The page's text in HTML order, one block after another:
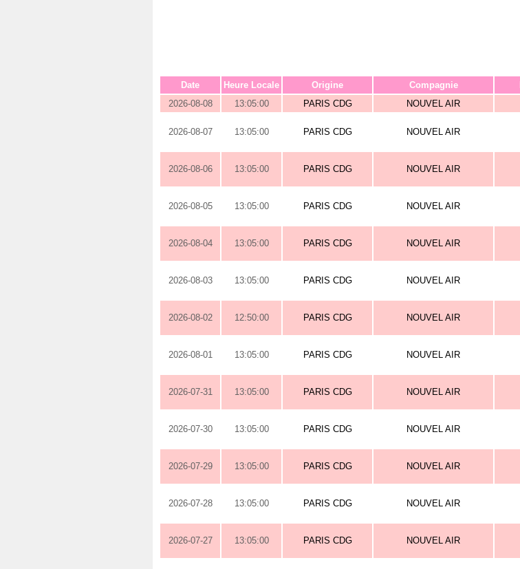
Date Heure Locale Origine Compagnie
2026-08-08
13:05:00 PARIS CDG NOUVEL AIR
2026-08-07 13:05:00 PARIS CDG NOUVEL AIR
2026-08-06 13:05:00 PARIS CDG NOUVEL AIR
2026-08-05 13:05:00 PARIS CDG NOUVEL AIR
2026-08-04 13:05:00 PARIS CDG NOUVEL AIR
2026-08-03 13:05:00 PARIS CDG NOUVEL AIR
2026-08-02 12:50:00 PARIS CDG NOUVEL AIR
2026-08-01 13:05:00 PARIS CDG NOUVEL AIR
2026-07-31 13:05:00 PARIS CDG NOUVEL AIR
2026-07-30 13:05:00 PARIS CDG NOUVEL AIR
2026-07-29 13:05:00 PARIS CDG NOUVEL AIR
2026-07-28 13:05:00 PARIS CDG NOUVEL AIR
2026-07-27 13:05:00 PARIS CDG NOUVEL AIR